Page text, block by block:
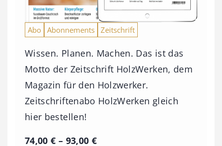
Abo Abonnements Zeitschrift
Wissen. Planen. Machen. Das ist das
Motto der Zeitschrift HolzWerken, dem
Magazin für den Holzwerker.
Zeitschriftenabo HolzWerken gleich
hier bestellen!
74,00€ – 93,00 €P